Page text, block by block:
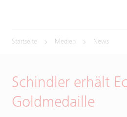
Startseite Medien News
Schindler erhält
Goldmedaille